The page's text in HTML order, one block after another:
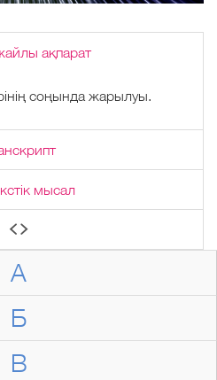
А
Б
В
ақпарат
соңында жарылуы.
мысал